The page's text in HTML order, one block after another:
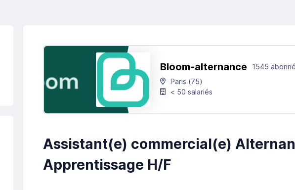
Bloom-alternance
1545
Paris (75)
< 50 salariés
Assistant(e) commercial(e)
Apprentissage H/F